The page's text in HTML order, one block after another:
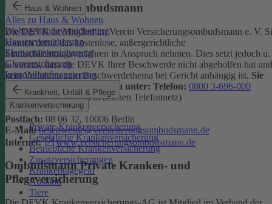
Haus & Wohnen
Alles zu Haus & Wohnen
Wohngebäudeversicherung
Hausratversicherung
Elementarversicherung
Glasversicherung
Immobilienfinanzierung
Krankheit, Unfall & Pflege
Krankenversicherung
Private Krankenversicherung
Gesetzliche Krankenversicherung
Betriebliche Krankenversicherung
Zusatzversicherungen
Krankentagegeld
Ausland
Tiere
Versicherungsombudsmann
Die DEVK ist Mitglied im Verein Versicherungsombudsmann e. V.
können damit das kostenlose, außergerichtliche
Streitschlichtungsverfahren in Anspruch nehmen. Dies setzt jedoch u.
a. voraus, dass die DEVK Ihrer Beschwerde nicht abgeholfen hat und
kein Verfahren zum Beschwerdethema bei Gericht anhängig ist. Sie
erreichen den Ombudsmann unter: Telefon: 0800 3-696-000
(gebührenfrei aus dem deutschen Telefonnetz)
Fax:0800 3-699-000
Postfach: 08 06 32, 10006 Berlin
E-Mail:beschwerde@versicherungsombudsmann.de
Internet:
www.versicherungsombudsmann.de
Ombudsmann Private Kranken- und
Pflegeversicherung